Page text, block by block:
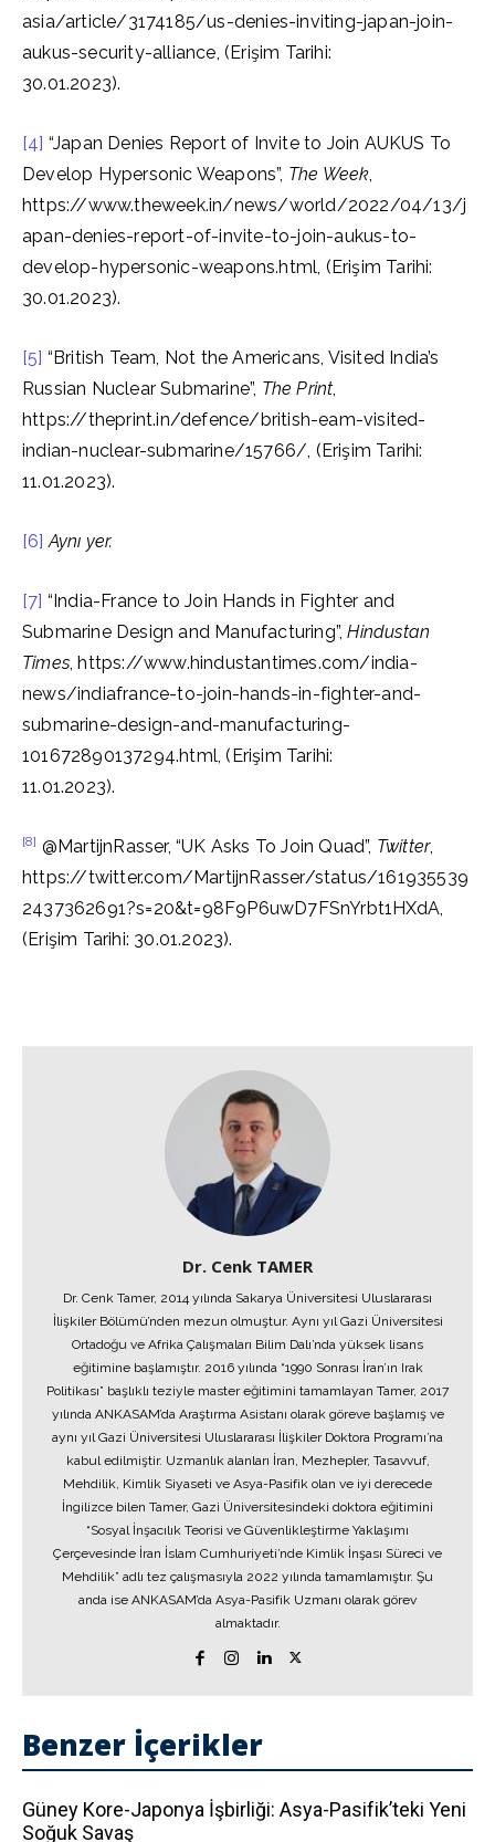
asia/article/3174185/us-denies-inviting-japan-join-
aukus-security-alliance, (Erişim Tarihi:
30.01.2023).
[4] “Japan Denies Report of Invite to Join AUKUS To
Develop Hypersonic Weapons”, The Week,
https://www.theweek.in/news/world/2022/04/13/j
apan-denies-report-of-invite-to-join-aukus-to-
develop-hypersonic-weapons.html, (Erişim Tarihi:
30.01.2023).
[5] “British Team, Not the Americans, Visited India’s
Russian Nuclear Submarine”, The Print,
https://theprint.in/defence/british-eam-visited-
indian-nuclear-submarine/15766/, (Erişim Tarihi:
11.01.2023).
[6] Aynı yer.
[7] “India-France to Join Hands in Fighter and
Submarine Design and Manufacturing”,Hindustan
Times, https://www.hindustantimes.com/india-
news/indiafrance-to-join-hands-in-fighter-and-
submarine-design-and-manufacturing-
101672890137294.html, (Erişim Tarihi:
11.01.2023).
[8] @MartijnRasser, “UK Asks To Join Quad”, Twitter,
https://twitter.com/MartijnRasser/status/161935539
2437362691?s=20&t=98F9P6uwD7FSnYrbt1HXdA,
(Erişim Tarihi: 30.01.2023).
Dr. Cenk TAMER
Dr. Cenk Tamer, 2014 yılında Sakarya Üniversitesi Uluslararası
İlişkiler Bölümü’nden mezun olmuştur. Aynı yıl Gazi Üniversitesi
Ortadoğu ve Afrika Çalışmaları Bilim Dalı’nda yüksek lisans
eğitimine başlamıştır. 2016 yılında “1990 Sonrası İran’ın Irak
Politikası” başlıklı teziyle master eğitimini tamamlayan Tamer, 2017
yılında ANKASAM’da Araştırma Asistanı olarak göreve başlamış ve
aynı yıl Gazi Üniversitesi Uluslararası İlişkiler Doktora Programı’na
kabul edilmiştir. Uzmanlık alanları İran, Mezhepler, Tasavvuf,
Mehdilik, Kimlik Siyaseti ve Asya-Pasifik olan ve iyi derecede
İngilizce bilen Tamer, Gazi Üniversitesindeki doktora eğitimini
“Sosyal İnşacılık Teorisi ve Güvenlikleştirme Yaklaşımı
Çerçevesinde İran İslam Cumhuriyeti’nde Kimlik İnşası Süreci ve
Mehdilik” adlı tez çalışmasıyla 2022 yılında tamamlamıştır. Şu
anda ise ANKASAM’da Asya-Pasifik Uzmanı olarak görev
almaktadır.
Benzer İçerikler
Güney Kore-Japonya İşbirliği: Asya-Pasifik’teki Yeni
Soğuk Savaş